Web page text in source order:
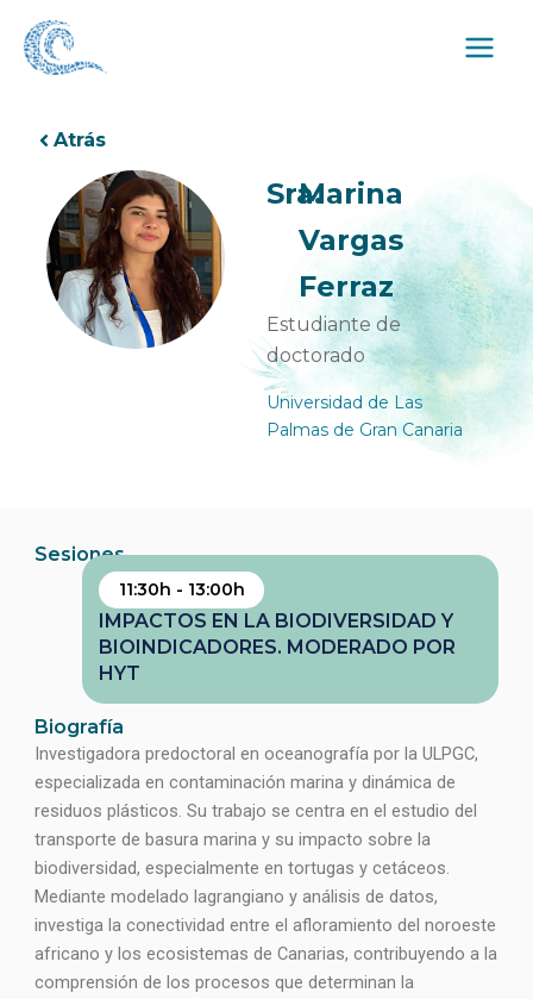
contenido
Atrás
Sra.Marina
Vargas
Ferraz
Estudiante de
doctorado
Universidad de Las
Palmas de Gran Canaria
Sesiones
11:30h - 13:00h
IMPACTOS EN LA BIODIVERSIDAD Y
BIOINDICADORES. MODERADO POR
HYT
Biografía
Investigadora predoctoral en oceanografía por la ULPGC,
especializada en contaminación marina y dinámica de
residuos plásticos. Su trabajo se centra en el estudio del
transporte de basura marina y su impacto sobre la
biodiversidad, especialmente en tortugas y cetáceos.
Mediante modelado lagrangiano y análisis de datos,
investiga la conectividad entre el afloramiento del noroeste
africano y los ecosistemas de Canarias, contribuyendo a la
comprensión de los procesos que determinan la